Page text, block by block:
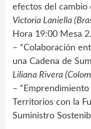
efectos del cambio
Victoria Laniella
Hora 19:00 Mesa 2.
– “Colaboración
una Cadena de
Liliana Rivera
–
Territorios con la
Suministro